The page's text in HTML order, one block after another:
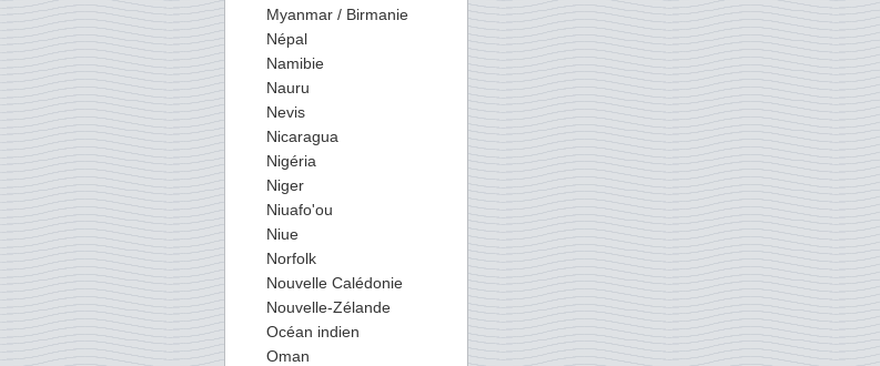
Myanmar / Birmanie
Népal
Namibie
Nauru
Nevis
Nicaragua
Nigéria
Niger
Niuafo'ou
Niue
Norfolk
Nouvelle Calédonie
Nouvelle-Zélande
Océan indien
Oman